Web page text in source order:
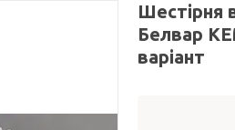
Шестірня
Белвар
варіант